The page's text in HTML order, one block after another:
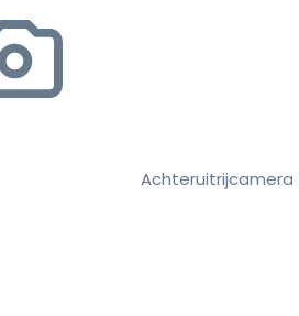
Achteruitrijcamera